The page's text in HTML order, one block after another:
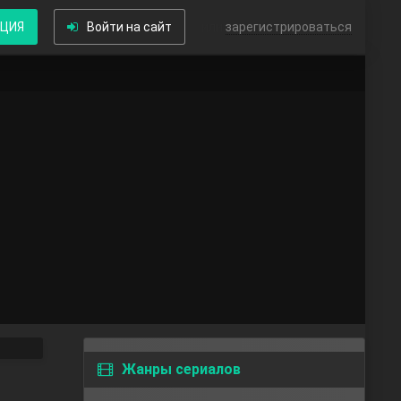
Войти на сайт зарегистрироваться
Жанры сериалов